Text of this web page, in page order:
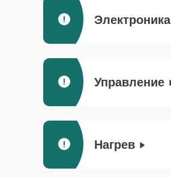
Электроника
Управление
Нагрев